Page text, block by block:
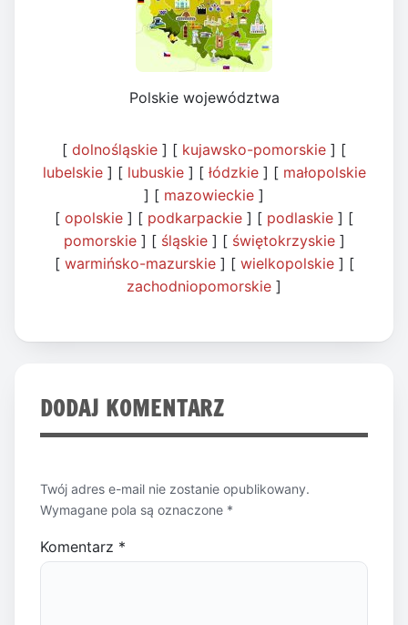
Polskie województwa
[ dolnośląskie ] [ kujawsko-pomorskie ] [
lubelskie] [ lubuskie] [ łódzkie] [ małopolskie
] [ mazowieckie ]
[ opolskie ] [ podkarpackie ] [ podlaskie ] [
pomorskie] [ śląskie] [ świętokrzyskie]
[ warmińsko-mazurskie] [ wielkopolskie] [
zachodniopomorskie ]
DODAJ KOMENTARZ
Twój adres e-mail nie zostanie opublikowany.
Wymagane pola są oznaczone *
Komentarz *